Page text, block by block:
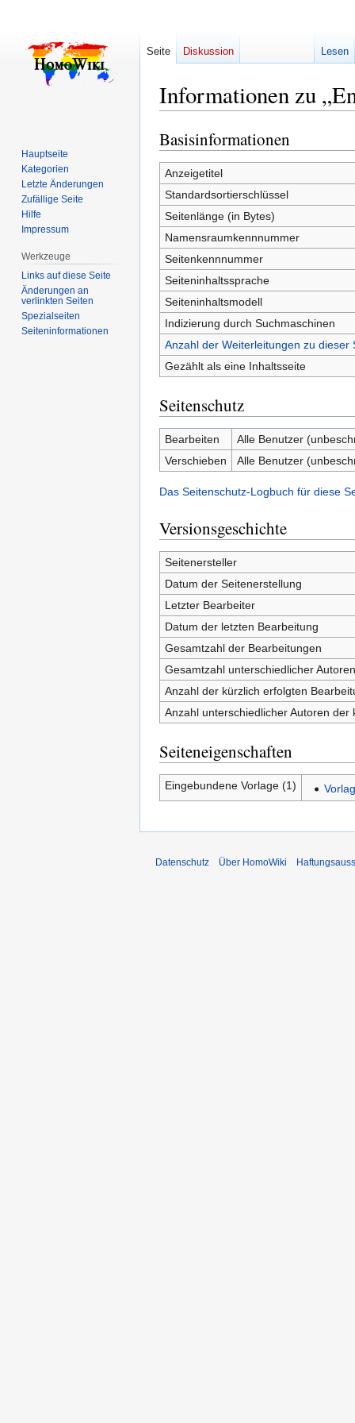
Informationen zu
Zur
Navigation
springen
Zur
Suche
springen
Basisinformationen
Anzeigetitel
Standardsortierschlüssel
Seitenlänge (in Bytes)
Namensraumkennnummer
Seitenkennnummer
Seiteninhaltssprache
Seiteninhaltsmodell
Indizierung durch Suchmaschinen
Anzahl der Weiterleitungen zu dieser
Gezählt als eine Inhaltsseite
Seitenschutz
Bearbeiten
Alle Benutzer
Verschieben
Alle Benutzer
Das Seitenschutz-Logbuch für diese
Versionsgeschichte
Seitenersteller
Datum der Seitenerstellung
Letzter Bearbeiter
Datum der letzten Bearbeitung
Gesamtzahl der Bearbeitungen
Gesamtzahl unterschiedlicher Autoren
Anzahl der kürzlich erfolgten
Anzahl unterschiedlicher Autoren
Seiteneigenschaften
Eingebundene Vorlage (1)
Seite Diskussion Lesen
Hauptseite
Kategorien
Letzte Änderungen
Zufällige Seite
Hilfe
Impressum
Werkzeuge
Links auf diese Seite
Änderungen an
verlinkten Seiten
Spezialseiten
Seiten­­informationen
Datenschutz Über HomoWiki